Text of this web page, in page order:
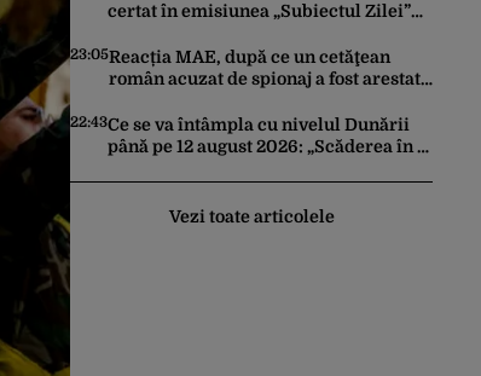
certat în emisiunea „Subiectul Zilei”
deficitul fiind motivul scandalului
23:05Reacția MAE, după ce un cetăţean
român acuzat de spionaj a fost arestat
ucrainean ca să asasineze un
producător de drone
22:43Ce se va întâmpla cu nivelul Dunării
până pe 12 august 2026: „Scăderea în 7
Vezi toate articolele